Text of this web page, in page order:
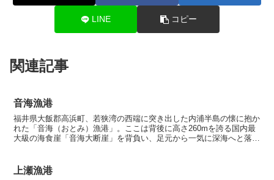
LINE コピー
関連記事
音海漁港
福井県大飯郡高浜町、若狭湾の西端に突き出した内浦半島の懐に抱か
れた「音海（おとみ）漁港」。ここは背後に高さ260mを誇る国内最
大級の海食崖「音海大断崖」を背負い、足元から一気に深海へと落ち
上瀬漁港